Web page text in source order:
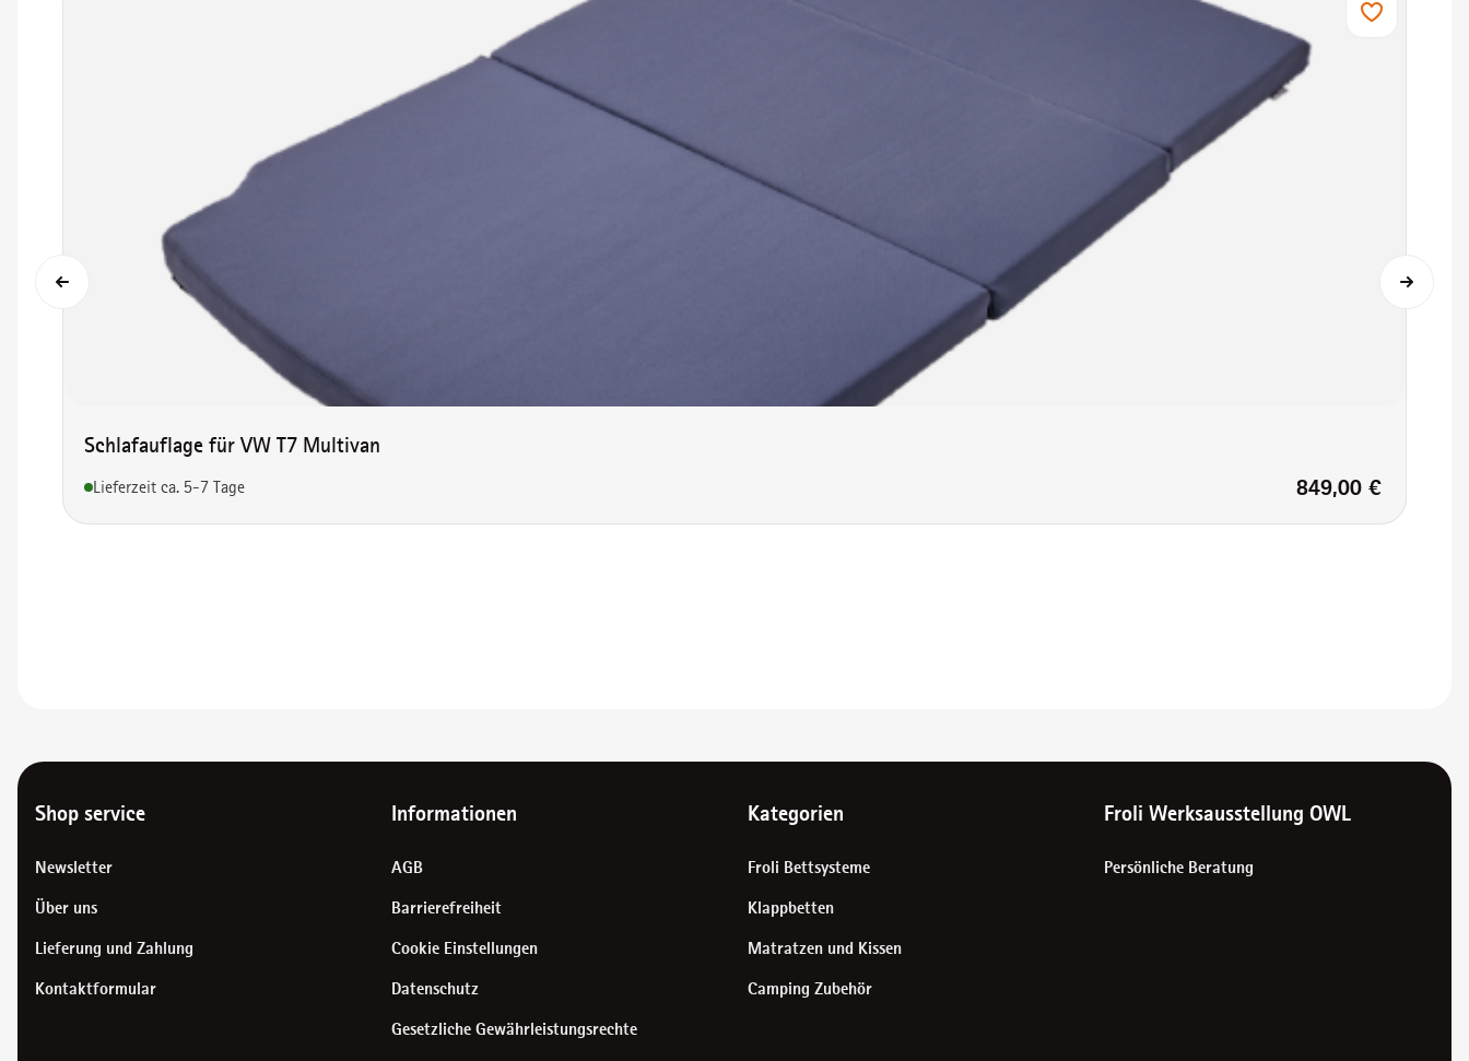
Schlafauflage für VW T7 Multivan
Lieferzeit ca. 5-7 Tage Regulärer Preis:
849,00 €
Shop service
Newsletter
Über uns
Lieferung und Zahlung
Kontaktformular
Informationen
AGB
Barrierefreiheit
Cookie Einstellungen
Datenschutz
Gesetzliche Gewährleistungsrechte
Kategorien
Froli Bettsysteme
Klappbetten
Matratzen und Kissen
Camping Zubehör
Froli Werksausstellung OWL
Persönliche Beratung